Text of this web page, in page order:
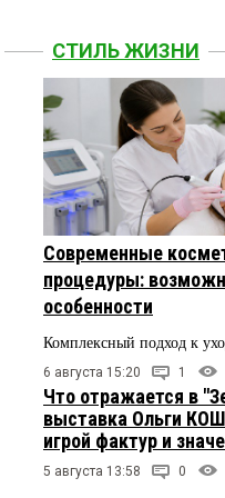
СТИЛЬ ЖИЗНИ
Современные
процедуры:
особенности
Комплексный подход к
6 августа 15:20 1
Что отражается в
выставка Ольги
игрой фактур и
5 августа 13:58 0